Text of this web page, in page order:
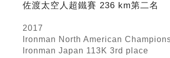
佐渡太空人超鐵賽 236 km第二名
2017
Ironman North American
Ironman Japan 113K 3rd place